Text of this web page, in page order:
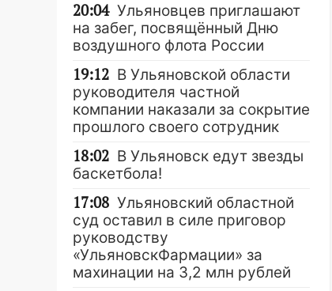
20:04 Ульяновцев приглашают
на забег, посвящённый Дню
воздушного флота России
19:12 В Ульяновской области
руководителя частной
компании наказали за сокрытие
прошлого своего сотрудник
18:02 В Ульяновск едут звезды
баскетбола!
17:08 Ульяновский областной
суд оставил в силе приговор
руководству
«УльяновскФармации» за
махинации на 3,2 млн рублей